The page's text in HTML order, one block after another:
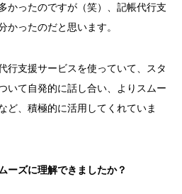
かったのですが（笑）、記帳代行支
かったのだと思います。
行支援サービスを使っていて、スタ
いて自発的に話し合い、よりスムー
ど、積極的に活用してくれていま
ズに理解できましたか？